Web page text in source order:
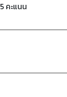
5 คะแนน